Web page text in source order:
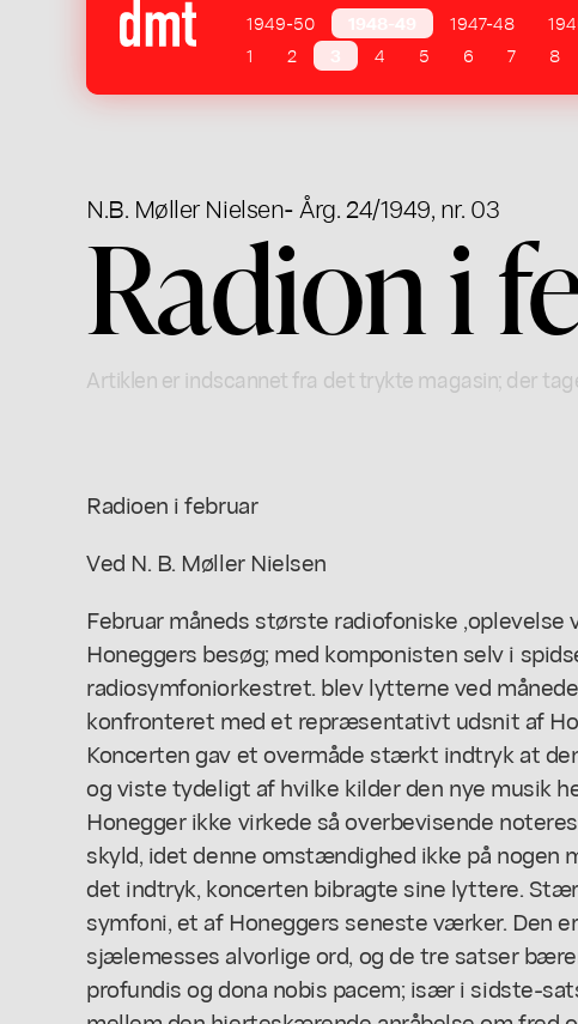
1949-50
1947-48
1
2 4 5 6 7 8
N.B. Møller Nielsen- Årg. 24/1949, nr. 03
Radion i
Artiklen er indscannet fra det trykte magasin; der
Radioen i februar
Ved N. B. Møller Nielsen
Februar måneds største radiofoniske ,oplevelse
Honeggers besøg; med komponisten selv i
radiosymfoniorkestret. blev lytterne ved
konfronteret med et repræsentativt udsnit af
Koncerten gav et overmåde stærkt indtryk at
og viste tydeligt af hvilke kilder den nye musik
Honegger ikke virkede så overbevisende
skyld, idet denne omstændighed ikke på nogen
det indtryk, koncerten bibragte sine lyttere.
symfoni, et af Honeggers seneste værker. Den
sjælemesses alvorlige ord, og de tre satser
profundis og dona nobis pacem; især i sidste-